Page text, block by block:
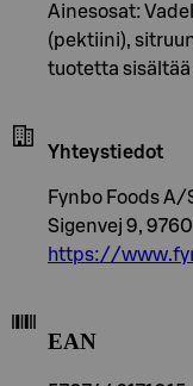
Ainesosat:
(pektiini),
tuotetta sisältää
Yhteystiedot
Fynbo Foods A/
Sigenvej 9,
https://
EAN